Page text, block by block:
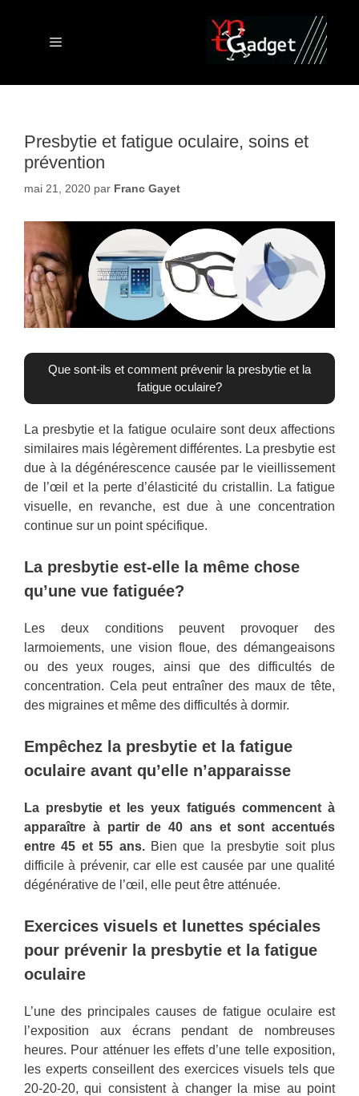
Menu
Presbytie et fatigue oculaire, soins et
prévention
mai 21, 2020 par Franc Gayet
Que sont-ils et comment prévenir la presbytie et la
fatigue oculaire?
La presbytie et la fatigue oculaire sont deux affections
similaires mais légèrement différentes. La presbytie est
due à la dégénérescence causée par le vieillissement
de l’œil et la perte d’élasticité du cristallin. La fatigue
visuelle, en revanche, est due à une concentration
continue sur un point spécifique.
La presbytie est-elle la même chose
qu’une vue fatiguée?
Les deux conditions peuvent provoquer des
larmoiements, une vision floue, des démangeaisons
ou des yeux rouges, ainsi que des difficultés de
concentration. Cela peut entraîner des maux de tête,
des migraines et même des difficultés à dormir.
Empêchez la presbytie et la fatigue
oculaire avant qu’elle n’apparaisse
La presbytie et les yeux fatigués commencent à
apparaître à partir de 40 ans et sont accentués
entre 45 et 55 ans.Bien que la presbytie soit plus
difficile à prévenir, car elle est causée par une qualité
dégénérative de l’œil, elle peut être atténuée.
Exercices visuels et lunettes spéciales
pour prévenir la presbytie et la fatigue
oculaire
L’une des principales causes de fatigue oculaire est
l’exposition aux écrans pendant de nombreuses
heures. Pour atténuer les effets d’une telle exposition,
les experts conseillent des exercices visuels tels que
20-20-20, qui consistent à changer la mise au point